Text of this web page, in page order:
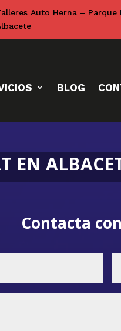
Auto Herna –
BLOG
EN
Contacta